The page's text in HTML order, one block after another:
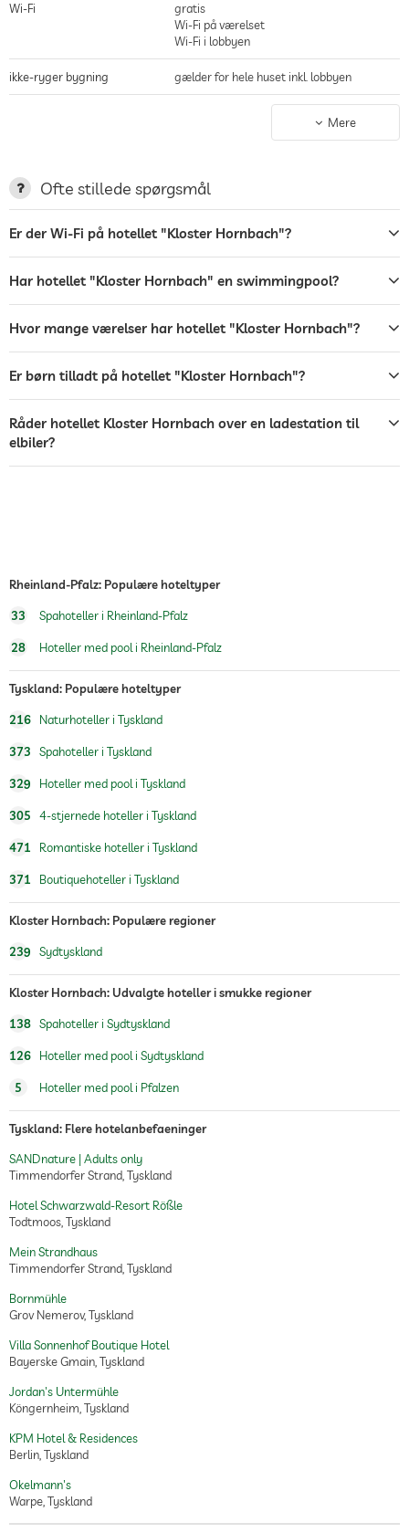
Wi-Fi
gratis
Wi-Fi på værelset
Wi-Fi i lobbyen
ikke-ryger bygning gælder for hele huset inkl. lobbyen
terrasse
Have/Udendørs
grillplads
bar
reception 24 timers reception
roomservice
pengeskab
Hunde tilladt
Hund catering Vand/mad skåle på anmodning i rummet
jacuzzi
indendørs pool
Vandreture
Udendørs legeplads
børnepasning
Mere
Ofte stillede spørgsmål
Er der Wi-Fi på hotellet "Kloster Hornbach"?
Har hotellet "Kloster Hornbach" en swimmingpool?
Hvor mange værelser har hotellet "Kloster Hornbach"?
Er børn tilladt på hotellet "Kloster Hornbach"?
Råder hotellet Kloster Hornbach over en ladestation til
elbiler?
Rheinland-Pfalz: Populære hoteltyper
33 Spahoteller i Rheinland-Pfalz
28 Hoteller med pool i Rheinland-Pfalz
Tyskland: Populære hoteltyper
216 Naturhoteller i Tyskland
373 Spahoteller i Tyskland
329 Hoteller med pool i Tyskland
305 4-stjernede hoteller i Tyskland
471 Romantiske hoteller i Tyskland
371 Boutiquehoteller i Tyskland
Kloster Hornbach: Populære regioner
239 Sydtyskland
Kloster Hornbach: Udvalgte hoteller i smukke regioner
138 Spahoteller i Sydtyskland
126 Hoteller med pool i Sydtyskland
5 Hoteller med pool i Pfalzen
Tyskland: Flere hotelanbefaeninger
SANDnature | Adults only
Timmendorfer Strand, Tyskland
Hotel Schwarzwald-Resort Rößle
Todtmoos, Tyskland
Mein Strandhaus
Timmendorfer Strand, Tyskland
Bornmühle
Grov Nemerov, Tyskland
Villa Sonnenhof Boutique Hotel
Bayerske Gmain, Tyskland
Jordan's Untermühle
Köngernheim, Tyskland
KPM Hotel & Residences
Berlin, Tyskland
Okelmann's
Warpe, Tyskland